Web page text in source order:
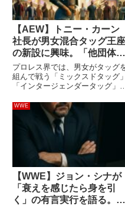
【AEW】トニー・カーン
社長が男女混合タッグ王座
の新設に興味。「他団体と
は違う、AEWを際立たせ
るものになる」
プロレス界では、男女がタッグ
組んで戦う「ミックスドタッグ」
「インタージェンダータッグ」
このスタイルは決して主流では
りませんが、性別の異なるレスラ
ーが同じリングに上がって戦うの
はインディシーンでは珍しい試
WWE
【WWE】ジョン・シナが
「衰えを感じたら身を引
く」の有言実行を語る。